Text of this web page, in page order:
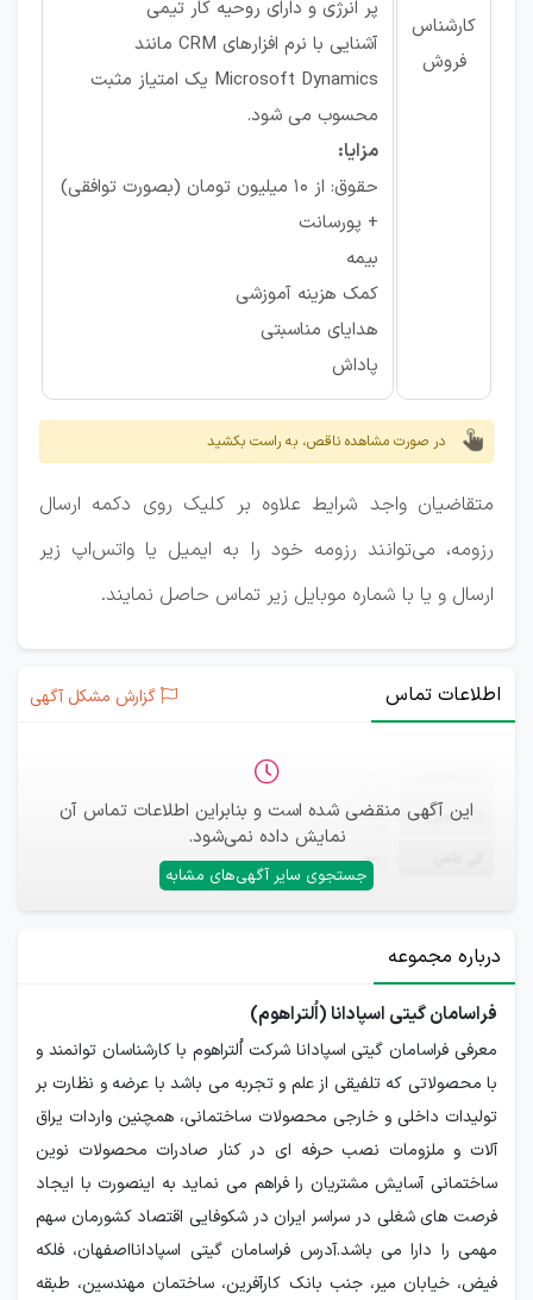
کارشناس
فروش
پر انرژی و دارای روحیه کار تیمی
آشنایی با نرم افزارهای CRM مانند
Microsoft Dynamics یک امتیاز مثبت
محسوب می شود.
مزایا:
حقوق: از ۱۰ میلیون تومان (بصورت توافقی)
+ پورسانت
بیمه
کمک هزینه آموزشی
هدایای مناسبتی
پاداش
در صورت مشاهده ناقص، به راست بکشید
متقاضیان واجد شرایط علاوه بر کلیک روی دکمه ارسال
رزومه، می‌توانند رزومه خود را به ایمیل یا واتس‌اپ زیر
ارسال و یا با شماره موبایل زیر تماس حاصل نمایند.
اطلاعات تماس گزارش مشکل آگهی
این آگهی منقضی شده است و بنابراین اطلاعات تماس آن
نمایش داده نمی‌شود.
جستجوی سایر آگهی‌های مشابه
ایمیل —
—
درباره مجموعه
فراسامان گیتی اسپادانا (اُلتراهوم)
معرفی فراسامان گیتی اسپادانا شرکت اُلتراهوم با کارشناسان توانمند و
با محصولاتی که تلفیقی از علم و تجربه می باشد با عرضه و نظارت بر
تولیدات داخلی و خارجی محصولات ساختمانی، همچنین واردات یراق
آلات و ملزومات نصب حرفه ای در کنار صادرات محصولات نوین
ساختمانی آسایش مشتریان را فراهم می نماید به اینصورت با ایجاد
فرصت های شغلی در سراسر ایران در شکوفایی اقتصاد کشورمان سهم
مهمی را دارا می باشد.آدرس فراسامان گیتی اسپادانااصفهان، فلکه
فیض، خیابان میر، جنب بانک کارآفرین، ساختمان مهندسین، طبقه